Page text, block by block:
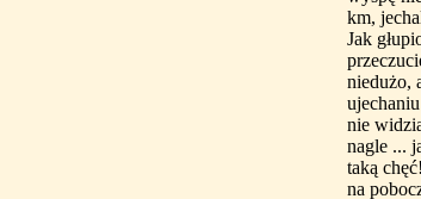
km,
Jak
niedużo,
nie
nagle ...
taką
na